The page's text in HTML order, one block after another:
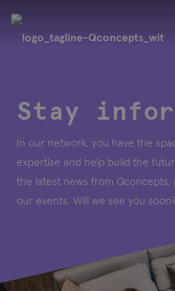
Stay
In our network, you have the
expertise and help build the
the latest news from Qconcepts,
our events. Will we see you soon?